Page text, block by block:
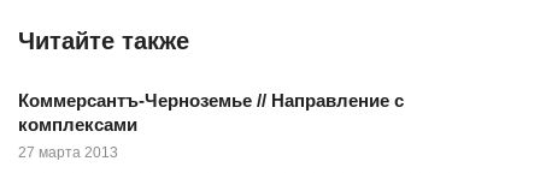
Читайте также
Коммерсантъ-Черноземье // Направление с
комплексами
27 марта 2013